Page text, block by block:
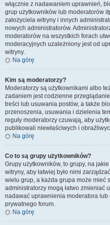
włącznie z nadawaniem uprawnień,
grup użytkowników lub moderatorów
założyciela witryny i innych
nowych administratorów.
moderatorów na wszystkich forach
moderacyjnych uzależniony jest od
witryny.
Na górę
Kim są moderatorzy?
Moderatorzy są użytkownikami albo
zadaniem jest codzienne
treści lub usuwania postów, a także
przenoszenia, usuwania i dzielenia
reguły moderatorzy czuwają, aby
publikowali niewłaściwych i
Na górę
Co to są grupy użytkowników?
Grupy użytkowników, to grupy, na
witryny, aby łatwiej było nimi
wielu grup, a każda grupa może mieć
administratorzy mogą łatwo zmieniać
nadawać uprawnienia moderatora
prywatnego forum.
Na górę